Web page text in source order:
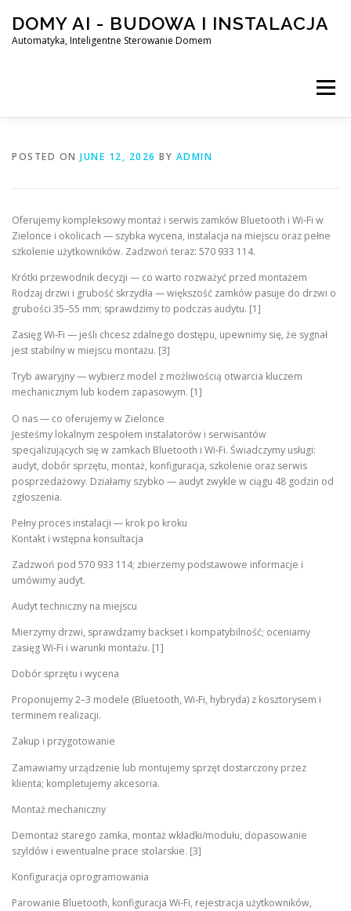
content
DOMY AI - BUDOWA I INSTALACJA
Automatyka, Inteligentne Sterowanie Domem
Menu
POSTED ON JUNE 12, 2026 BY ADMIN
Oferujemy kompleksowy montaż i serwis zamków Bluetooth i Wi‑Fi w
Zielonce i okolicach — szybka wycena, instalacja na miejscu oraz pełne
szkolenie użytkowników. Zadzwoń teraz: 570 933 114.
Krótki przewodnik decyzji — co warto rozważyć przed montażem
Rodzaj drzwi i grubość skrzydła — większość zamków pasuje do drzwi o
grubości 35–55 mm; sprawdzimy to podczas audytu. [1]
Zasięg Wi‑Fi — jeśli chcesz zdalnego dostępu, upewnimy się, że sygnał
jest stabilny w miejscu montażu. [3]
Tryb awaryjny — wybierz model z możliwością otwarcia kluczem
mechanicznym lub kodem zapasowym. [1]
O nas — co oferujemy w Zielonce
Jesteśmy lokalnym zespołem instalatorów i serwisantów
specjalizujących się w zamkach Bluetooth i Wi‑Fi. Świadczymy usługi:
audyt, dobór sprzętu, montaż, konfiguracja, szkolenie oraz serwis
posprzedażowy. Działamy szybko — audyt zwykle w ciągu 48 godzin od
zgłoszenia.
Pełny proces instalacji — krok po kroku
Kontakt i wstępna konsultacja
Zadzwoń pod 570 933 114; zbierzemy podstawowe informacje i
umówimy audyt.
Audyt techniczny na miejscu
Mierzymy drzwi, sprawdzamy backset i kompatybilność; oceniamy
zasięg Wi‑Fi i warunki montażu. [1]
Dobór sprzętu i wycena
Proponujemy 2–3 modele (Bluetooth, Wi‑Fi, hybryda) z kosztorysem i
terminem realizacji.
Zakup i przygotowanie
Zamawiamy urządzenie lub montujemy sprzęt dostarczony przez
klienta; kompletujemy akcesoria.
Montaż mechaniczny
Demontaż starego zamka, montaż wkładki/modułu, dopasowanie
szyldów i ewentualne prace stolarskie. [3]
Konfiguracja oprogramowania
Parowanie Bluetooth, konfiguracja Wi‑Fi, rejestracja użytkowników,